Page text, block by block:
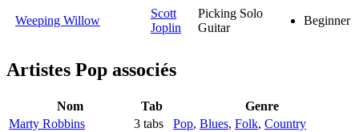
Weeping Willow
Scott
Joplin
Picking Solo
Guitar
Beginner
Artistes Pop associés
Nom Tab
Genre
Marty Robbins
3 tabs Pop, Blues, Folk, Country